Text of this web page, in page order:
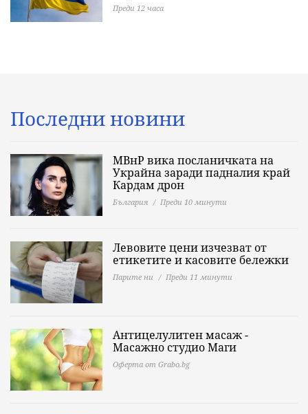
Преди 12 часа
Последни новини
МВнР вика посланичката на
Украйна заради падналия край
Кардам дрон
България Преди 10 минути
Левовите цени изчезват от
етикетите и касовите бележки
Парите ни Преди 11 минути
Антицелулитен масаж -
Масажно студио Маги
Оферта от Grabo.bg